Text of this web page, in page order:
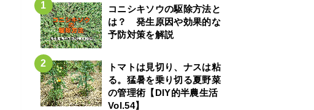
コニシキソウの駆除方法と
は？ 発生原因や効果的な
予防対策を解説
トマトは見切り、ナスは粘
る。猛暑を乗り切る夏野菜
の管理術【DIY的半農生活
Vol.54】